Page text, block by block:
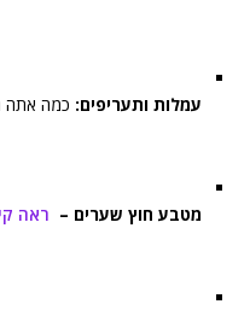
עמלות ותעריפים: כמה אתה
מטבע חוץ שערים – ראה